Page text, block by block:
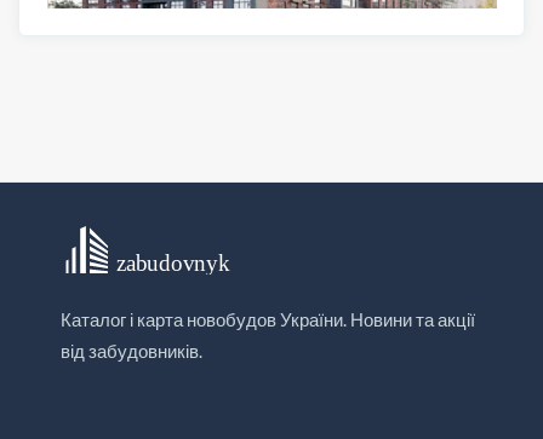
Каталог і карта новобудов України. Новини та акції
від забудовників.